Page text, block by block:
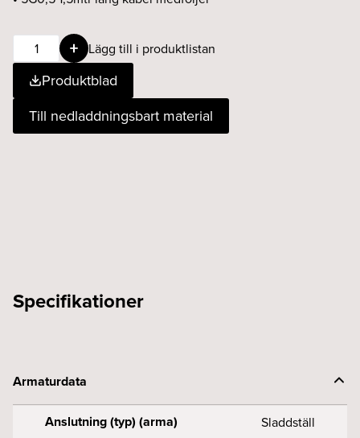
Omni
24W
930
15°
DALI
Lägg till i produktlistan
Produktblad
Till nedladdningsbart material
Specifikationer
Armaturdata
Anslutning (typ) (arma) Sladdställ